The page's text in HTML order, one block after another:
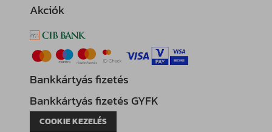
Akciók
Bankkártyás fizetés
Bankkártyás fizetés GYFK
COOKIE KEZELÉS